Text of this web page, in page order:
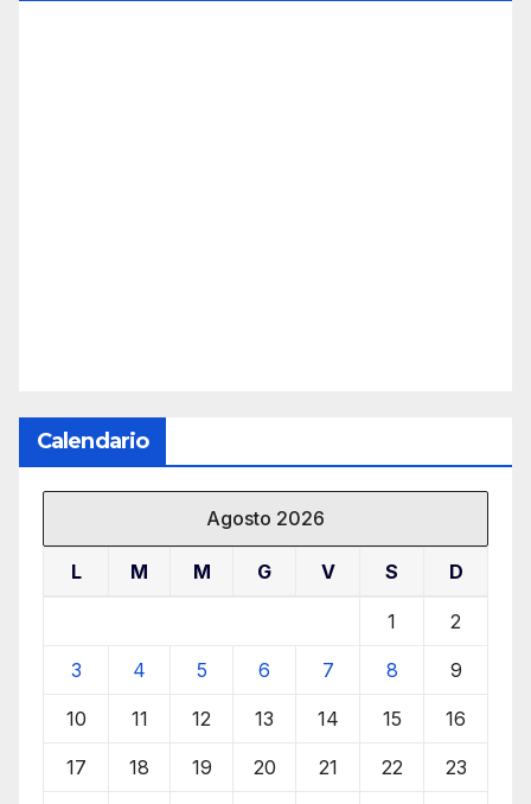
Calendario
Agosto 2026
L M M G V S D
1 2
3 4 5 6 7 8 9
10 11 12 13 14 15 16
17 18 19 20 21 22 23